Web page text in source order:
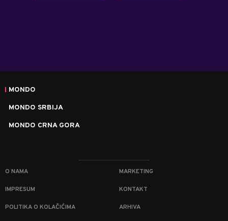
MONDO
MONDO SRBIJA
MONDO CRNA GORA
O NAMA MARKETING
IMPRESUM KONTAKT
POLITIKA O KOLAČIĆIMA ARHIVA